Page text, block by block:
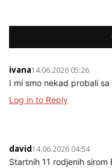
ivana14.06.2026 05:26
I mi smo nekad probali
Log in to Reply
david14.06.2026 04:54
Startnih 11 rodjenih